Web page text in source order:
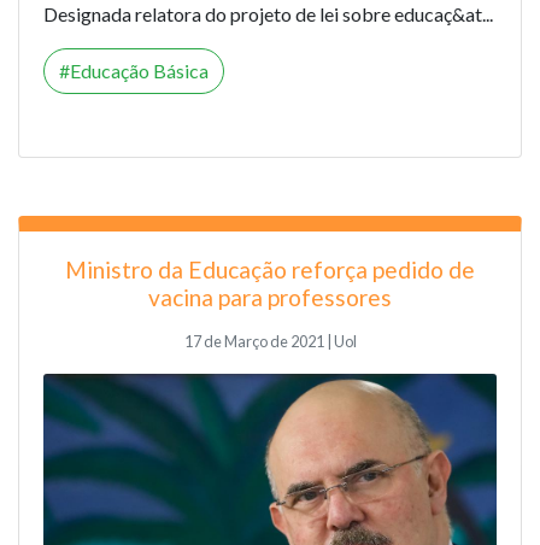
Designada relatora do projeto de lei sobre educaç&at...
Educação Básica
Ministro da Educação reforça pedido de
vacina para professores
17 de Março de 2021 | Uol